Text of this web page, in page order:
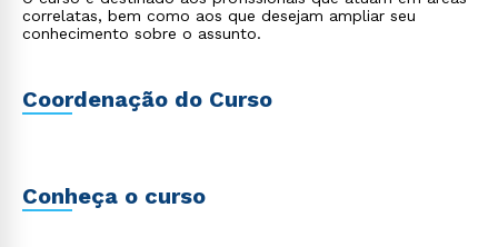
correlatas, bem como aos que desejam ampliar seu
conhecimento sobre o assunto.
Coordenação do Curso
Conheça o curso